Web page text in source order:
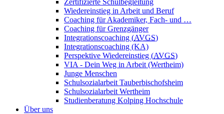
Zertifizierte Schulbegleitung
Wiedereinstieg in Arbeit und Beruf
Coaching für Akademiker, Fach- und …
Coaching für Grenzgänger
Integrationscoaching (AVGS)
Integrationscoaching (KA)
Perspektive Wiedereinstieg (AVGS)
VIA - Dein Weg in Arbeit (Wertheim)
Junge Menschen
Schulsozialarbeit Tauberbischofsheim
Schulsozialarbeit Wertheim
Studienberatung Kolping Hochschule
Über uns